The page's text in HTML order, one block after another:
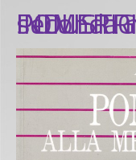
POMERIGGI ALLA MEDIA